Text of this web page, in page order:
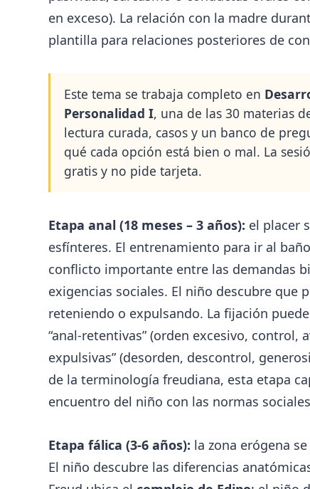
en exceso). La relación con la madre
plantilla para relaciones posteriores de
Este tema se trabaja completo en
Personalidad I, una de las 30 materias
lectura curada, casos y un banco de
qué cada opción está bien o mal. La
gratis y no pide tarjeta.
Etapa anal (18 meses – 3 años): el placer
esfínteres. El entrenamiento para ir al
conflicto importante entre las demandas
exigencias sociales. El niño descubre que
reteniendo o expulsando. La fijación
“anal-retentivas” (orden excesivo, control,
expulsivas” (desorden, descontrol,
de la terminología freudiana, esta etapa
encuentro del niño con las normas
Etapa fálica (3-6 años): la zona erógena
El niño descubre las diferencias